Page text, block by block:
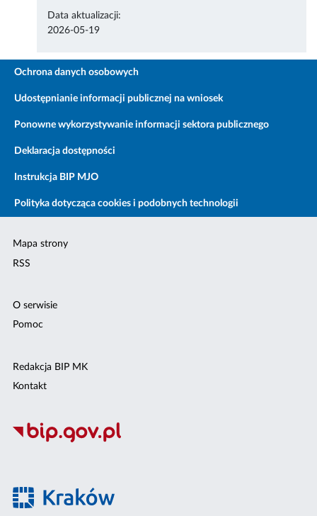
Data aktualizacji:
2026-05-19
Ochrona danych osobowych
Udostępnianie informacji publicznej na wniosek
Ponowne wykorzystywanie informacji sektora publicznego
Deklaracja dostępności
Instrukcja BIP MJO
Polityka dotycząca cookies i podobnych technologii
Mapa strony
RSS
O serwisie
Pomoc
Redakcja BIP MK
Kontakt